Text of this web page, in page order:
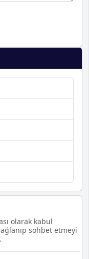
olarak kabul
sohbet etmeyi